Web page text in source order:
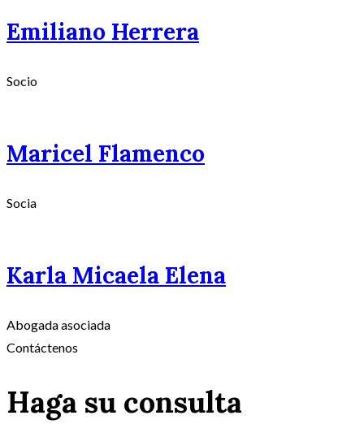
Emiliano Herrera
Socio
Maricel Flamenco
Socia
Karla Micaela Elena
Abogada asociada
Contáctenos
Haga su consulta